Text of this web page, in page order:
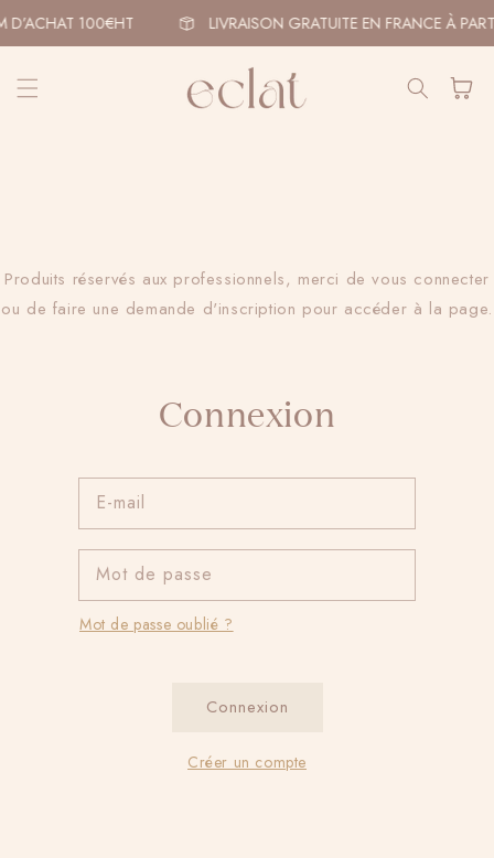
passer
au
D’ACHAT 100€HT LIVRAISON GRATUITE EN FRANCE À
Panier
Produits réservés aux professionnels, merci de vous connecter
ou de faire une demande d'inscription pour accéder à la page.
Connexion
E-mail
Mot de passe
Mot de passe oublié ?
Connexion
Créer un compte